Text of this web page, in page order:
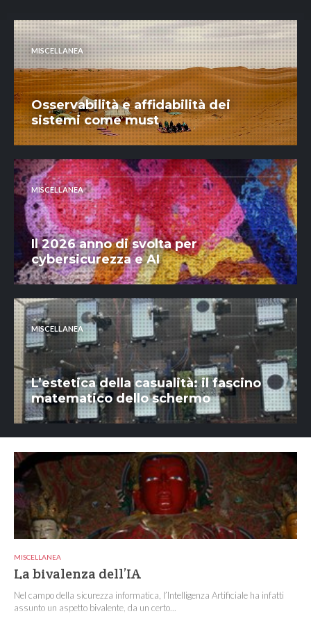
MISCELLANEA
Osservabilità e affidabilità dei
sistemi come must
MISCELLANEA
Il 2026 anno di svolta per
cybersicurezza e AI
MISCELLANEA
L’estetica della casualità: il fascino
matematico dello schermo
MISCELLANEA
La bivalenza dell’IA
Nel campo della sicurezza informatica, l’Intelligenza Artificiale ha infatti
assunto un aspetto bivalente, da un certo...